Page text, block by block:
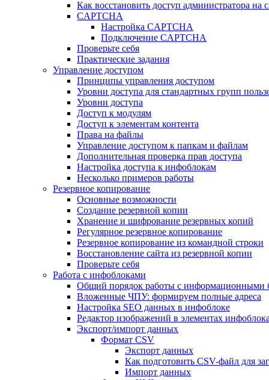
Как восстановить доступ администратора на
CAPTCHA
Настройка CAPTCHA
Подключение CAPTCHA
Проверьте себя
Практические задания
Управление доступом
Принципы управления доступом
Уровни доступа для стандартных групп
Уровни доступа
Доступ к модулям
Доступ к элементам контента
Права на файлы
Управление доступом к папкам и файлам
Дополнительная проверка прав доступа
Настройка доступа к инфоблокам
Несколько примеров работы
Резервное копирование
Основные возможности
Создание резервной копии
Хранение и шифрование резервных копий
Регулярное резервное копирование
Резервное копирование из командной строки
Восстановление сайта из резервной копии
Проверьте себя
Работа с инфоблоками
Общий порядок работы с информационными
Вложенные ЧПУ: формируем полные адреса
Настройка SEO данных в инфоблоке
Редактор изображений в элементах инфоблока
Экспорт/импорт данных
Формат CSV
Экспорт данных
Как подготовить CSV-файл для
Импорт данных